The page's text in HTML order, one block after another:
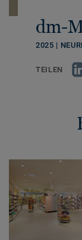
dm-
2025 |
TEILEN